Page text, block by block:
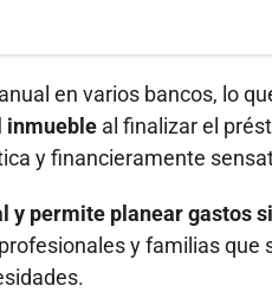
en varios bancos, lo
inmueble al finalizar el
y financieramente
permite planear gastos
y familias que